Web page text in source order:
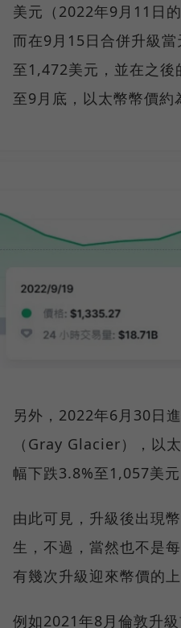
美元（2022年9月11日
而在9月15日合併升級
至1,472美元，並在之
至9月底，以太幣幣價約
另外，2022年6月30日
（Gray Glacier），以
幅下跌3.8%至1,057美元
由此可見，升級後出現
生，不過，當然也不是
有幾次升級迎來幣價的上
例如2021年8月倫敦升